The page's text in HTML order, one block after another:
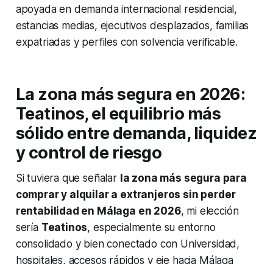
apoyada en demanda internacional residencial,
estancias medias, ejecutivos desplazados, familias
expatriadas y perfiles con solvencia verificable.
La zona más segura en 2026:
Teatinos, el equilibrio más
sólido entre demanda, liquidez
y control de riesgo
Si tuviera que señalar la zona más segura para
comprar y alquilar a extranjeros sin perder
rentabilidad en Málaga en 2026, mi elección
sería Teatinos, especialmente su entorno
consolidado y bien conectado con Universidad,
hospitales, accesos rápidos y eje hacia Málaga